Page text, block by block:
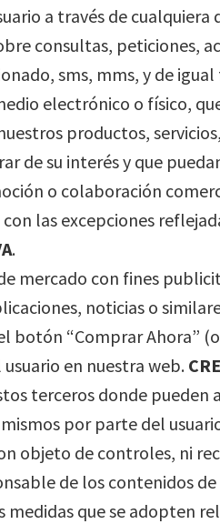
a través de
consultas, peticiones,
sms, mms, y de
electrónico o físico,
productos,
de su interés y que
o colaboración
las excepciones
.
mercado con fines
noticias o
botón “Comprar Ahora”
en nuestra web.
terceros donde pueden
por parte del
objeto de controles, ni
de los contenidos
medidas que se adopten